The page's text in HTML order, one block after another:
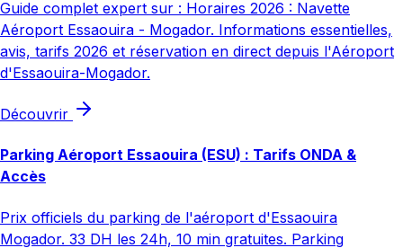
Guide complet expert sur : Horaires 2026 : Navette
Aéroport Essaouira - Mogador. Informations essentielles,
avis, tarifs 2026 et réservation en direct depuis l'Aéroport
d'Essaouira-Mogador.
Découvrir
Parking Aéroport Essaouira (ESU) : Tarifs ONDA &
Accès
Prix officiels du parking de l'aéroport d'Essaouira
Mogador. 33 DH les 24h, 10 min gratuites. Parking